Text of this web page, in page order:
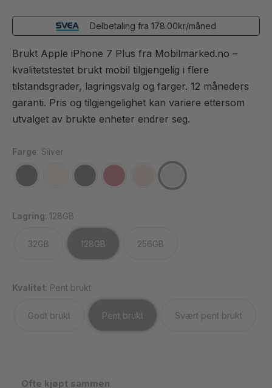
Delbetaling fra 178.00kr/måned
Brukt Apple iPhone 7 Plus fra Mobilmarked.no –
kvalitetstestet brukt mobil tilgjengelig i flere
tilstandsgrader, lagringsvalg og farger. 12 måneders
garanti. Pris og tilgjengelighet kan variere ettersom
utvalget av brukte enheter endrer seg.
Farge: Silver
Lagring: 128GB
32GB 128GB 256GB
Kvalitet: Pent brukt
Godt brukt Pent brukt Svært pent brukt